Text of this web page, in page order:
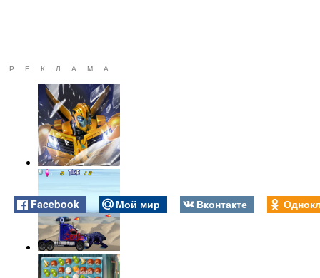
РЕКЛАМА
Facebook Мой мир Вконтакте